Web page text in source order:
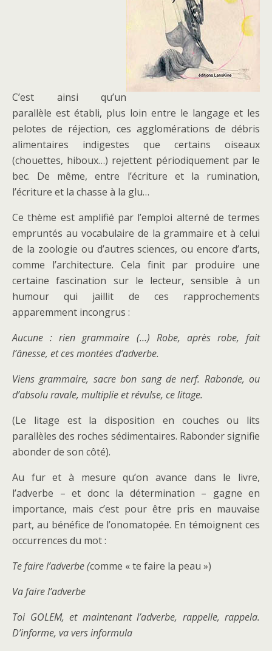
C’est ainsi qu’un
parallèle est établi, plus loin entre le langage et les
pelotes de réjection, ces agglomérations de débris
alimentaires indigestes que certains oiseaux
(chouettes, hiboux…) rejettent périodiquement par le
bec. De même, entre l’écriture et la rumination,
l’écriture et la chasse à la glu…
Ce thème est amplifié par l’emploi alterné de termes
empruntés au vocabulaire de la grammaire et à celui
de la zoologie ou d’autres sciences, ou encore d’arts,
comme l’architecture. Cela finit par produire une
certaine fascination sur le lecteur, sensible à un
humour qui jaillit de ces rapprochements
apparemment incongrus :
Aucune : rien grammaire (…) Robe, après robe, fait
l’ânesse, et ces montées d’adverbe.
Viens grammaire, sacre bon sang de nerf. Rabonde, ou
d’absolu ravale, multiplie et révulse, ce litage.
(Le litage est la disposition en couches ou lits
parallèles des roches sédimentaires. Rabonder signifie
abonder de son côté).
Au fur et à mesure qu’on avance dans le livre,
l’adverbe – et donc la détermination – gagne en
importance, mais c’est pour être pris en mauvaise
part, au bénéfice de l’onomatopée. En témoignent ces
occurrences du mot :
Te faire l’adverbe (comme « te faire la peau »)
Va faire l’adverbe
Toi GOLEM, et maintenant l’adverbe, rappelle, rappela.
D’informe, va vers informula